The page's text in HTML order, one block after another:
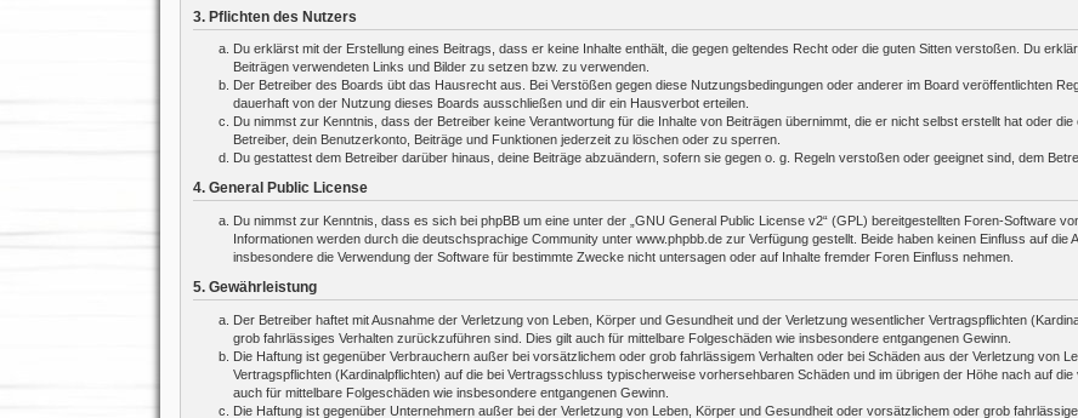
3. Pflichten des Nutzers
Du erklärst mit der Erstellung eines Beitrags, dass er keine Inhalte enthält, die gegen geltendes Recht oder die guten Sitten verstoßen. Du
Beiträgen verwendeten Links und Bilder zu setzen bzw. zu verwenden.
Der Betreiber des Boards übt das Hausrecht aus. Bei Verstößen gegen diese Nutzungsbedingungen oder anderer im Board veröffentlichten
dauerhaft von der Nutzung dieses Boards ausschließen und dir ein Hausverbot erteilen.
Du nimmst zur Kenntnis, dass der Betreiber keine Verantwortung für die Inhalte von Beiträgen übernimmt, die er nicht selbst erstellt hat oder
Betreiber, dein Benutzerkonto, Beiträge und Funktionen jederzeit zu löschen oder zu sperren.
Du gestattest dem Betreiber darüber hinaus, deine Beiträge abzuändern, sofern sie gegen o. g. Regeln verstoßen oder geeignet sind, dem
4. General Public License
Du nimmst zur Kenntnis, dass es sich bei phpBB um eine unter der „ GNU General Public License v2“ (GPL) bereitgestellten Foren-Software
Informationen werden durch die deutschsprachige Community unter www.phpbb.de zur Verfügung gestellt. Beide haben keinen Einfluss auf
insbesondere die Verwendung der Software für bestimmte Zwecke nicht untersagen oder auf Inhalte fremder Foren Einfluss nehmen.
5. Gewährleistung
Der Betreiber haftet mit Ausnahme der Verletzung von Leben, Körper und Gesundheit und der Verletzung wesentlicher Vertragspflichten
grob fahrlässiges Verhalten zurückzuführen sind. Dies gilt auch für mittelbare Folgeschäden wie insbesondere entgangenen Gewinn.
Die Haftung ist gegenüber Verbrauchern außer bei vorsätzlichem oder grob fahrlässigem Verhalten oder bei Schäden aus der Verletzung von
Vertragspflichten (Kardinalpflichten) auf die bei Vertragsschluss typischerweise vorhersehbaren Schäden und im übrigen der Höhe nach auf
auch für mittelbare Folgeschäden wie insbesondere entgangenen Gewinn.
Die Haftung ist gegenüber Unternehmern außer bei der Verletzung von Leben, Körper und Gesundheit oder vorsätzlichem oder grob